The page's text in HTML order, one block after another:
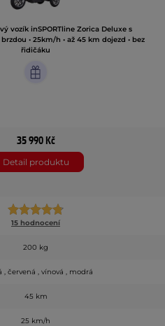
vozík inSPORTline Zorica Deluxe s
• 25km/h • až 45 km dojezd • bez
řidičáku
35 990 Kč
Detail produktu
15 hodnocení
200 kg
, červená , vínová , modrá
45 km
25 km/h